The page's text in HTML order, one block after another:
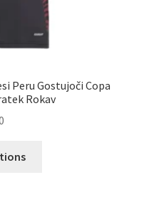
Peru Gostujoči Copa
Rokav